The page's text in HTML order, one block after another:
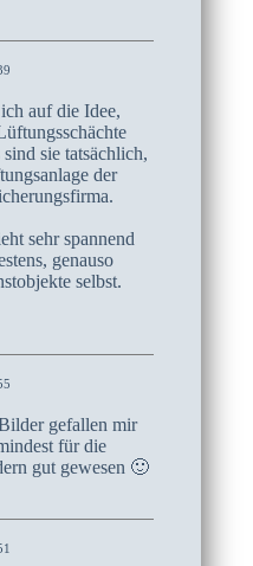
auf die Idee,
sie tatsächlich,
der
sehr spannend
genauso
selbst.
gefallen mir
für die
gut gewesen 🙂